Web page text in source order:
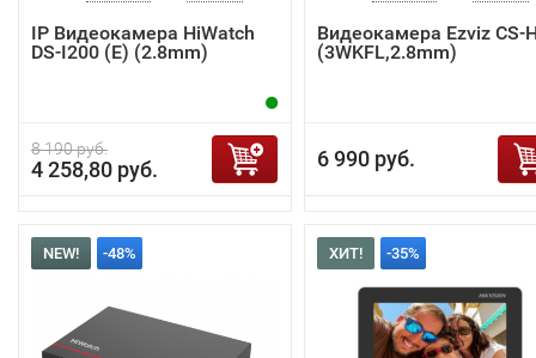
IP Видеокамера HiWatch
DS-I200 (E) (2.8mm)
8 190 руб.
4 258,80 руб.
Видеокамера Ezviz CS-
(3WKFL,2.8mm)
6 990 руб.
NEW! -48% ХИТ! -35%